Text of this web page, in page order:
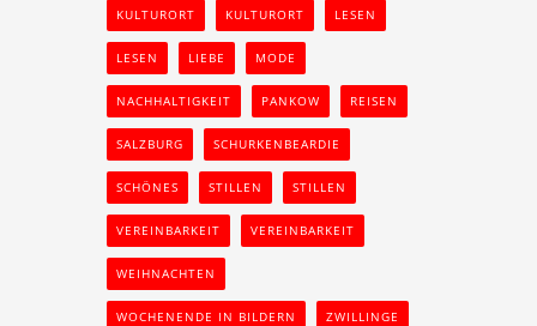
KULTURORT KULTURORT LESEN
LESEN LIEBE MODE
NACHHALTIGKEIT PANKOW REISEN
SALZBURG SCHURKENBEARDIE
SCHÖNES STILLEN STILLEN
VEREINBARKEIT VEREINBARKEIT
WEIHNACHTEN
WOCHENENDE IN BILDERN ZWILLINGE